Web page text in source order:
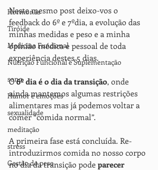
Hormonas
Tiróide
Medicina Funcional
Nutrição Funcional e Suplementação
sono
Humor e emoções
sexualidade
meditação
stress
Gestão do peso
Neste mesmo post deixo-vos o
feedback do 6º e 7ºdia, a evolução das
minhas medidas e peso e a minha
opinião médica e pessoal de toda
experiência destes 5 dias.
O 6º dia é o dia da transição, onde
ainda mantemos algumas restrições
alimentares mas já podemos voltar a
comer “comida normal”.
A primeira fase está concluída. Re-
introduzirmos comida no nosso corpo
no dia da transição pode parecer